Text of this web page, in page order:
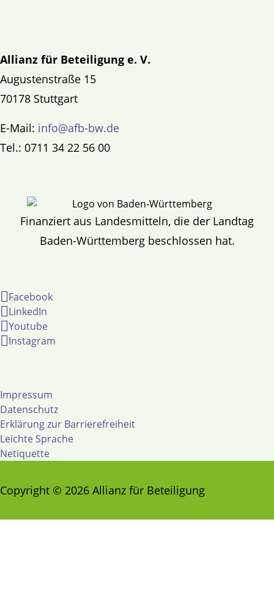
Allianz für Beteiligung e. V.
Augustenstraße 15
70178 Stuttgart
E-Mail: info@afb-bw.de
Tel.: 0711 34 22 56 00
Finanziert aus Landesmitteln, die der Landtag
Baden-Württemberg beschlossen hat.
Facebook
LinkedIn
Youtube
Instagram
Impressum
Datenschutz
Erklärung zur Barrierefreiheit
Leichte Sprache
Netiquette
Copyright © 2026 Allianz für Beteiligung